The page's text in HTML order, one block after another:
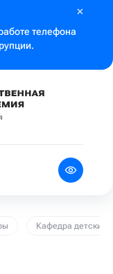
телефона
Кафедра детских